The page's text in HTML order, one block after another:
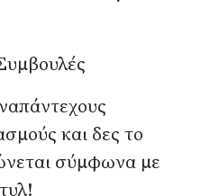
και δες το
σύμφωνα με